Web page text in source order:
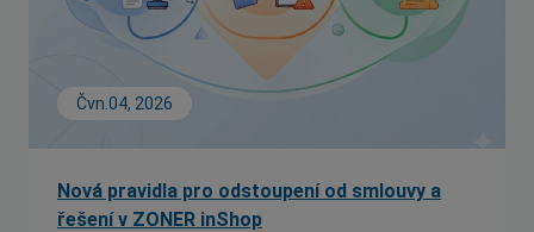
Čvn.04, 2026
Nová pravidla pro odstoupení od smlouvy a
řešení v ZONER inShop